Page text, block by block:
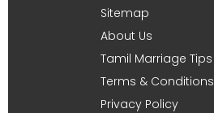
Sitemap
About Us
Tamil Marriage Tips
Terms & Conditions
Privacy Policy